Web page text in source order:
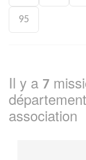
95
Il y a 7
département
association